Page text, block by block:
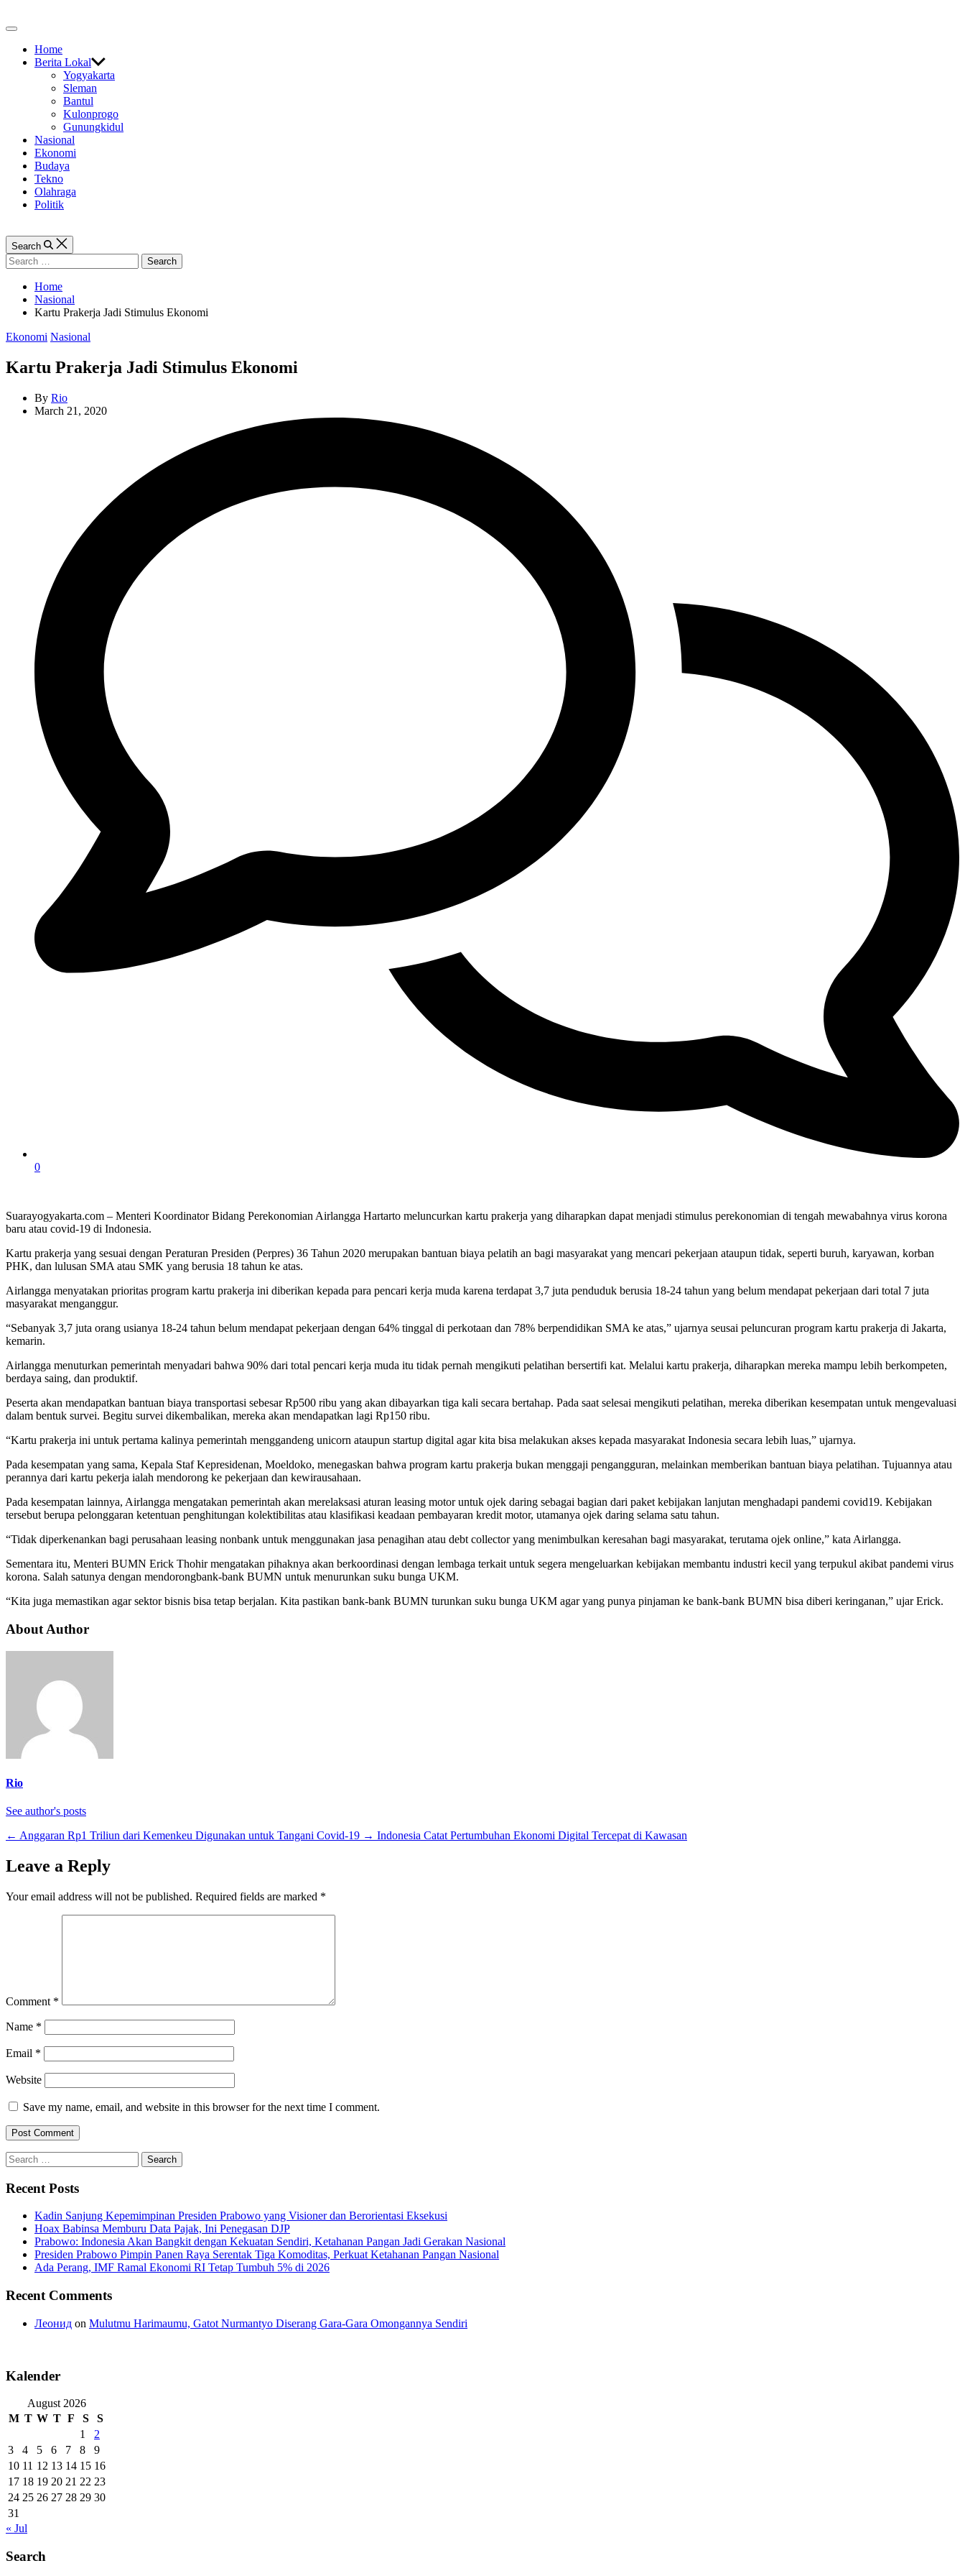
to
Off
CanvasHome
Berita Lokal
Yogyakarta
Sleman
Bantul
Kulonprogo
Gunungkidul
Nasional
Ekonomi
Budaya
Tekno
Olahraga
Politik
Search
Search
for:
Home
Nasional
Kartu Prakerja Jadi Stimulus Ekonomi
Categories
Ekonomi Nasional
Kartu Prakerja Jadi Stimulus Ekonomi
By Rio
March 21, 2020
0
Suarayogyakarta.com – Menteri Koordinator Bidang Perekonomian Airlangga Hartarto meluncurkan kartu prakerja yang diharapkan dapat menjadi stimulus perekonomian di tengah mewabahnya virus korona
baru atau covid-19 di Indonesia.
Kartu prakerja yang sesuai dengan Peraturan Presiden (Perpres) 36 Tahun 2020 merupakan bantuan biaya pelatih an bagi masyarakat yang mencari pekerjaan ataupun tidak, seperti buruh, karyawan, korban
PHK, dan lulusan SMA atau SMK yang berusia 18 tahun ke atas.
Airlangga menyatakan prioritas program kartu prakerja ini diberikan kepada para pencari kerja muda karena terdapat 3,7 juta penduduk berusia 18-24 tahun yang belum mendapat pekerjaan dari total 7 juta
masyarakat menganggur.
“Sebanyak 3,7 juta orang usianya 18-24 tahun belum mendapat pekerjaan dengan 64% tinggal di perkotaan dan 78% berpendidikan SMA ke atas,” ujarnya seusai peluncuran program kartu prakerja di Jakarta,
kemarin.
Airlangga menuturkan pemerintah menyadari bahwa 90% dari total pencari kerja muda itu tidak pernah mengikuti pelatihan bersertifi kat. Melalui kartu prakerja, diharapkan mereka mampu lebih berkompeten,
berdaya saing, dan produktif.
Peserta akan mendapatkan bantuan biaya transportasi sebesar Rp500 ribu yang akan dibayarkan tiga kali secara bertahap. Pada saat selesai mengikuti pelatihan, mereka diberikan kesempatan untuk mengevaluasi
dalam bentuk survei. Begitu survei dikembalikan, mereka akan mendapatkan lagi Rp150 ribu.
“Kartu prakerja ini untuk pertama kalinya pemerintah menggandeng unicorn ataupun startup digital agar kita bisa melakukan akses kepada masyarakat Indonesia secara lebih luas,” ujarnya.
Pada kesempatan yang sama, Kepala Staf Kepresidenan, Moeldoko, menegaskan bahwa program kartu prakerja bukan menggaji pengangguran, melainkan memberikan bantuan biaya pelatihan. Tujuannya atau
perannya dari kartu pekerja ialah mendorong ke pekerjaan dan kewirausahaan.
Pada kesempatan lainnya, Airlangga mengatakan pemerintah akan merelaksasi aturan leasing motor untuk ojek daring sebagai bagian dari paket kebijakan lanjutan menghadapi pandemi covid19. Kebijakan
tersebut berupa pelonggaran ketentuan penghitungan kolektibilitas atau klasifikasi keadaan pembayaran kredit motor, utamanya ojek daring selama satu tahun.
“Tidak diperkenankan bagi perusahaan leasing nonbank untuk menggunakan jasa penagihan atau debt collector yang menimbulkan keresahan bagi masyarakat, terutama ojek online,” kata Airlangga.
Sementara itu, Menteri BUMN Erick Thohir mengatakan pihaknya akan berkoordinasi dengan lembaga terkait untuk segera mengeluarkan kebijakan membantu industri kecil yang terpukul akibat pandemi virus
korona. Salah satunya dengan mendorongbank-bank BUMN untuk menurunkan suku bunga UKM.
“Kita juga memastikan agar sektor bisnis bisa tetap berjalan. Kita pastikan bank-bank BUMN turunkan suku bunga UKM agar yang punya pinjaman ke bank-bank BUMN bisa diberi keringanan,” ujar Erick.
About Author
Rio
See author's posts
← Anggaran Rp1 Triliun dari Kemenkeu Digunakan untuk Tangani Covid-19 → Indonesia Catat Pertumbuhan Ekonomi Digital Tercepat di Kawasan
Leave a Reply
Your email address will not be published. Required fields are marked *
Comment *
Name *
Email *
Website
Save my name, email, and website in this browser for the next time I comment.
Search
for:
Recent Posts
Kadin Sanjung Kepemimpinan Presiden Prabowo yang Visioner dan Berorientasi Eksekusi
Hoax Babinsa Memburu Data Pajak, Ini Penegasan DJP
Prabowo: Indonesia Akan Bangkit dengan Kekuatan Sendiri, Ketahanan Pangan Jadi Gerakan Nasional
Presiden Prabowo Pimpin Panen Raya Serentak Tiga Komoditas, Perkuat Ketahanan Pangan Nasional
Ada Perang, IMF Ramal Ekonomi RI Tetap Tumbuh 5% di 2026
Recent Comments
Леонид on Mulutmu Harimaumu, Gatot Nurmantyo Diserang Gara-Gara Omongannya Sendiri
Kalender
August 2026
M T W T F S
S
1
2
3
4 5 6 7 8
9
10 11 12 13 14 15 16
17 18 19 20 21 22 23
24 25 26 27 28 29 30
31
« Jul
Search